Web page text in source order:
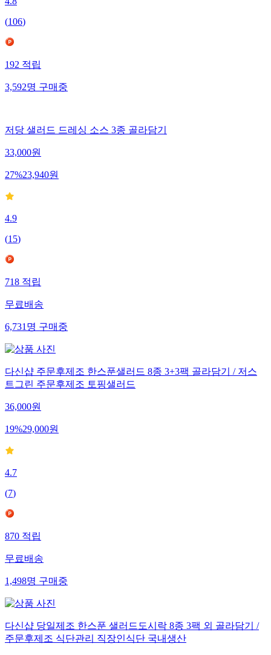
4.8
(106)
192적립
3,592명구매중
저당 샐러드 드레싱 소스 3종 골라담기
33,000원
27%23,940원
4.9
(15)
718적립
무료배송
6,731명구매중
다신샵 주문후제조 한스푼샐러드 8종 3+3팩 골라담기 / 저스
트그린 주문후제조 토핑샐러드
36,000원
19%29,000원
4.7
(7)
870적립
무료배송
1,498명구매중
다신샵 당일제조 한스푼 샐러드도시락 8종 3팩 외 골라담기 /
주문후제조 식단관리 직장인식단 국내생산